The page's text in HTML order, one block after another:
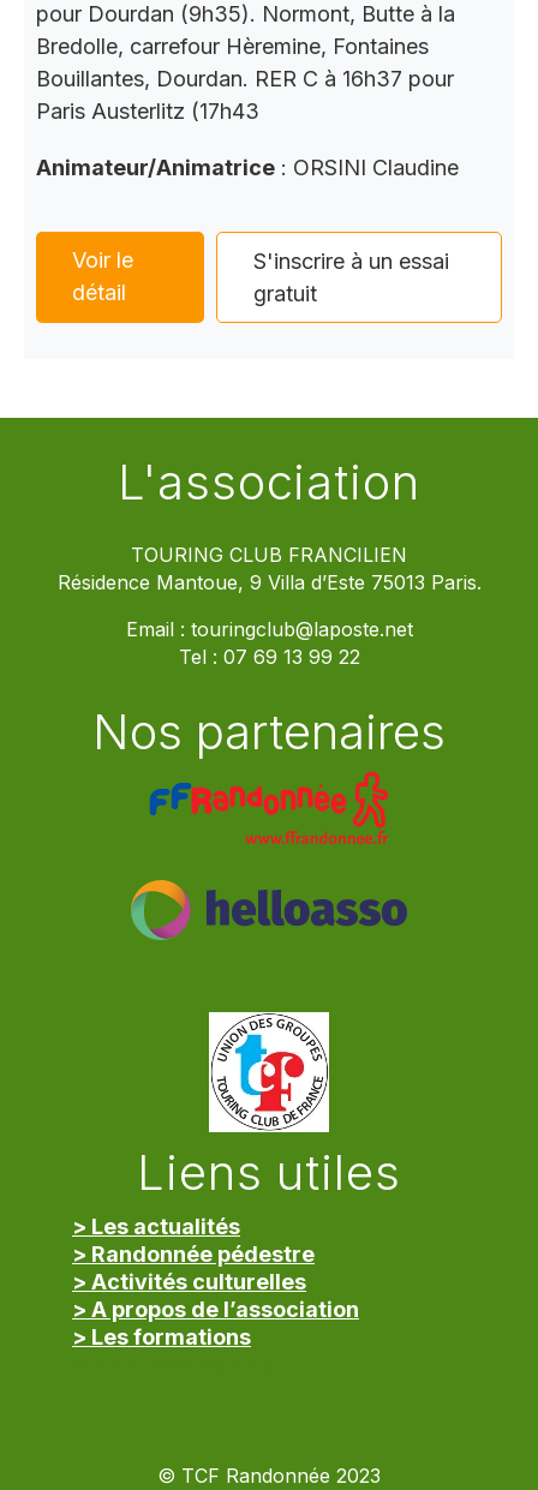
pour Dourdan (9h35). Normont, Butte à la
Bredolle, carrefour Hèremine, Fontaines
Bouillantes, Dourdan. RER C à 16h37 pour
Paris Austerlitz (17h43
Animateur/Animatrice : ORSINI Claudine
Voir le
détail
S'inscrire à un essai
gratuit
L'association
TOURING CLUB FRANCILIEN
Résidence Mantoue, 9 Villa d’Este 75013 Paris.
Email : touringclub@laposte.net
Tel : 07 69 13 99 22
Nos partenaires
Liens utiles
> Les actualités
> Randonnée pédestre
> Activités culturelles
> A propos de l’association
> Les formations
© TCF Randonnée 2023